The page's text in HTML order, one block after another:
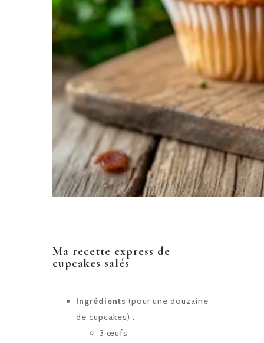
Ma recette express de
cupcakes salés
Ingrédients (pour une douzaine
de cupcakes) :
3 œufs